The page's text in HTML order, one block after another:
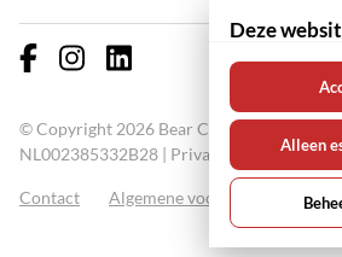
© Copyright 2026 Bear Cinema Rentals
NL002385332B28 | Privacy policy
Contact Algemene voorwaarden
Deze
Alleen